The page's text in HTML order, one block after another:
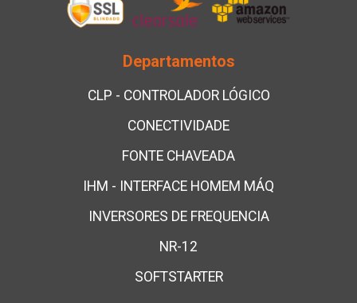
Departamentos
CLP - CONTROLADOR LÓGICO
CONECTIVIDADE
FONTE CHAVEADA
IHM - INTERFACE HOMEM MÁQ
INVERSORES DE FREQUENCIA
NR-12
SOFTSTARTER